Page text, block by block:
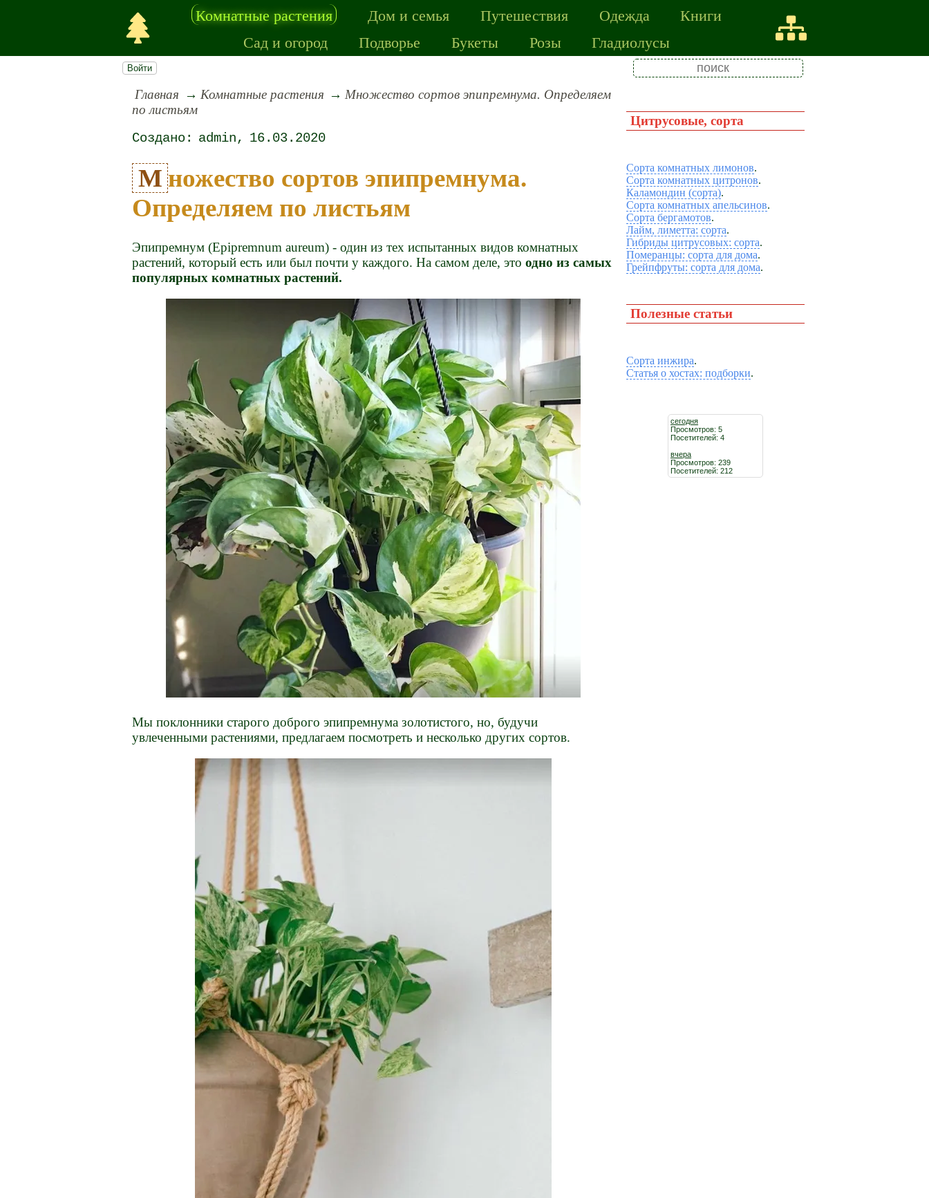
Комнатные растения Дом и семья Путешествия Одежда
Книги
Сад и огород
Подворье Букеты Розы Гладиолусы
Войти
Цитрусовые, сорта
Сорта комнатных лимонов.
Сорта комнатных цитронов.
Каламондин (сорта).
Сорта комнатных апельсинов.
Сорта бергамотов.
Лайм, лиметта: сорта.
Гибриды цитрусовых: сорта.
Померанцы: сорта для дома.
Грейпфруты: сорта для дома.
Полезные статьи
Сорта инжира.
Статья о хостах: подборки.
сегодня
Просмотров: 5
Посетителей: 4
вчера
Просмотров: 239
Посетителей: 212
Главная Комнатные растения
Множество сортов эпипремнума. Определяем
по листьям
admin 16.03.2020
Множество сортов эпипремнума.
Определяем по листьям
Эпипремнум (Epipremnum aureum) - один из тех испытанных видов комнатных
растений, который есть или был почти у каждого. На самом деле, этоодно из самых
популярных комнатных растений.
Мы поклонники старого доброго эпипремнума золотистого, но, будучи
увлеченными растениями, предлагаем посмотреть и несколько других сортов.